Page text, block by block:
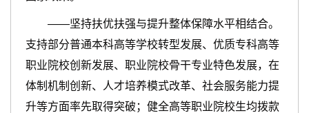
——坚持扶优扶强与提升整体保障水平相结合。
支持部分普通本科高等学校转型发展、优质专科高等
职业院校创新发展、职业院校骨干专业特色发展，在
体制机制创新、人才培养模式改革、社会服务能力提
升等方面率先取得突破；健全高等职业院校生均拨款